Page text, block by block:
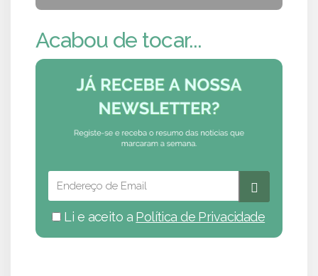
Acabou de tocar...
Li e aceito a Política de Privacidade